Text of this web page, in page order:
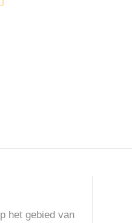
het gebied van